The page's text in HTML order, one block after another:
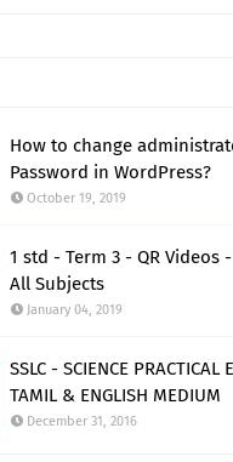
How to change
Password in WordPress?
October 19, 2019
1 std - Term 3 - QR Videos
All Subjects
January 04, 2019
SSLC - SCIENCE PRACTICAL
TAMIL & ENGLISH MEDIUM
December 31, 2016